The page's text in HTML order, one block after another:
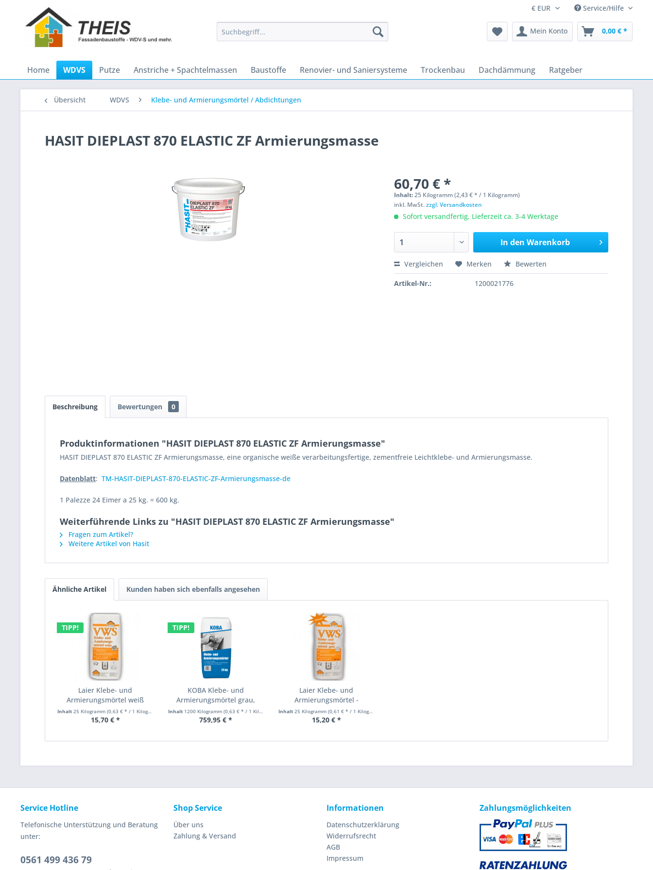
Service/Hilfe
Mein Konto 0,00 € *
Home WDVS Putze Anstriche + Spachtelmassen Baustoffe Renovier- und Saniersysteme Trockenbau Dachdämmung Ratgeber
Übersicht WDVS Klebe- und Armierungsmörtel / Abdichtungen
HASIT DIEPLAST 870 ELASTIC ZF Armierungsmasse
60,70 € *
Inhalt:25 Kilogramm (2,43 € * / 1 Kilogramm)
inkl. MwSt.zzgl. Versandkosten
Sofort versandfertig, Lieferzeit ca. 3-4 Werktage
In den Warenkorb
Vergleichen Merken Bewerten
Artikel-Nr.: 1200021776
Beschreibung Bewertungen 0
Produktinformationen "HASIT DIEPLAST 870 ELASTIC ZF Armierungsmasse"
HASIT DIEPLAST 870 ELASTIC ZF Armierungsmasse, eine organische weiße verarbeitungsfertige, zementfreie Leichtklebe- und Armierungsmasse.
Datenblatt: TM-HASIT-DIEPLAST-870-ELASTIC-ZF-Armierungsmasse-de
1 Palezze 24 Eimer a 25 kg. = 600 kg.
Weiterführende Links zu "HASIT DIEPLAST 870 ELASTIC ZF Armierungsmasse"
Fragen zum Artikel?
Weitere Artikel von Hasit
Ähnliche Artikel Kunden haben sich ebenfalls angesehen
TIPP!
Laier Klebe- und
Armierungsmörtel weiß
Inhalt 25 Kilogramm (0,63 € * / 1 Kilogramm)
15,70 € *
TIPP!
KOBA Klebe- und
Armierungsmörtel grau,
für...
Inhalt 1200 Kilogramm (0,63 € * / 1 Kilogramm)
759,95 € *
Laier Klebe- und
Armierungsmörtel -
faserarmiert...
Inhalt25 Kilogramm(0,61 € * / 1 Kilogramm)
15,20 € *
Service Hotline
Telefonische Unterstützung und Beratung
unter:
0561 499 436 79
Shop Service
Über uns
Zahlung & Versand
Informationen
Datenschutzerklärung
Widerrufsrecht
AGB
Impressum
Zahlungsmöglichkeiten